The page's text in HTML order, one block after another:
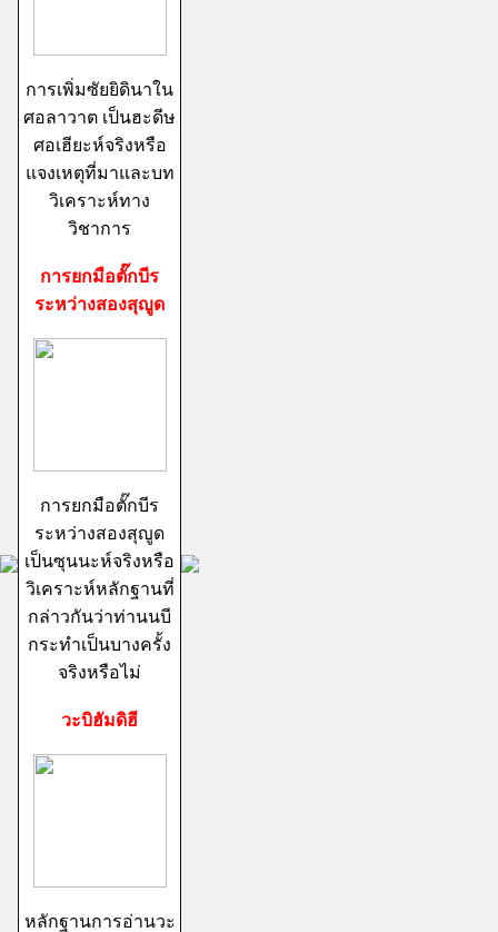
การเพิ่มซัยยิดินาใน
ศอลาวาต เป็นฮะดีษ
ศอเฮียะห์จริงหรือ
แจงเหตุที่มาและบท
วิเคราะห์ทาง
วิชาการ
การยกมือตั๊กบีร
ระหว่างสองสุญูด
การยกมือตั๊กบีร
ระหว่างสองสุญูด
เป็นซุนนะห์จริงหรือ
วิเคราะห์หลักฐานที่
กล่าวกันว่าท่านนบี
กระทำเป็นบางครั้ง
จริงหรือไม่
วะบิฮัมดิฮี
หลักฐานการอ่านวะ